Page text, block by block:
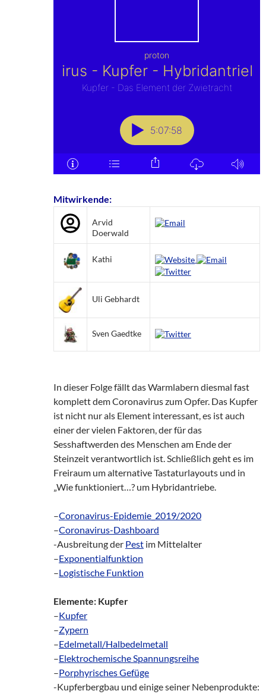
Mitwirkende:
Arvid
Doerwald
Kathi
Uli Gebhardt
Sven Gaedtke
In dieser Folge fällt das Warmlabern diesmal fast
komplett dem Coronavirus zum Opfer. Das Kupfer
ist nicht nur als Element interessant, es ist auch
einer der vielen Faktoren, der für das
Sesshaftwerden des Menschen am Ende der
Steinzeit verantwortlich ist. Schließlich geht es im
Freiraum um alternative Tastaturlayouts und in
„Wie funktioniert…? um Hybridantriebe.
–Coronavirus-Epidemie_2019/2020
–Coronavirus-Dashboard
-Ausbreitung der Pest im Mittelalter
–Exponentialfunktion
–Logistische Funktion
Elemente: Kupfer
–Kupfer
–Zypern
–Edelmetall/Halbedelmetall
–Elektrochemische Spannungsreihe
–Porphyrisches Gefüge
-Kupferbergbau und einige seiner Nebenprodukte: